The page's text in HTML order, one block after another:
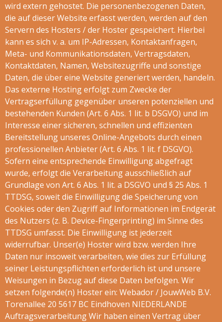
wird extern gehostet. Die personenbezogenen Daten,
die auf dieser Website erfasst werden, werden auf den
Servern des Hosters / der Hoster gespeichert. Hierbei
kann es sich v. a. um IP-Adressen, Kontaktanfragen,
Meta- und Kommunikationsdaten, Vertragsdaten,
Kontaktdaten, Namen, Websitezugriffe und sonstige
Daten, die über eine Website generiert werden, handeln.
Das externe Hosting erfolgt zum Zwecke der
Vertragserfüllung gegenüber unseren potenziellen und
bestehenden Kunden (Art. 6 Abs. 1 lit. b DSGVO) und im
Interesse einer sicheren, schnellen und effizienten
Bereitstellung unseres Online-Angebots durch einen
professionellen Anbieter (Art. 6 Abs. 1 lit. f DSGVO).
Sofern eine entsprechende Einwilligung abgefragt
wurde, erfolgt die Verarbeitung ausschließlich auf
Grundlage von Art. 6 Abs. 1 lit. a DSGVO und § 25 Abs. 1
TTDSG, soweit die Einwilligung die Speicherung von
Cookies oder den Zugriff auf Informationen im Endgerät
des Nutzers (z. B. Device-Fingerprinting) im Sinne des
TTDSG umfasst. Die Einwilligung ist jederzeit
widerrufbar. Unser(e) Hoster wird bzw. werden Ihre
Daten nur insoweit verarbeiten, wie dies zur Erfüllung
seiner Leistungspflichten erforderlich ist und unsere
Weisungen in Bezug auf diese Daten befolgen. Wir
setzen folgende(n) Hoster ein: Webador / JouwWeb B.V.
Torenallee 20 5617 BC Eindhoven NIEDERLANDE
Auftragsverarbeitung Wir haben einen Vertrag über